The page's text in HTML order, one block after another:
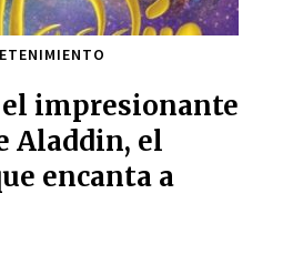
el impresionante
Aladdin, el
encanta a